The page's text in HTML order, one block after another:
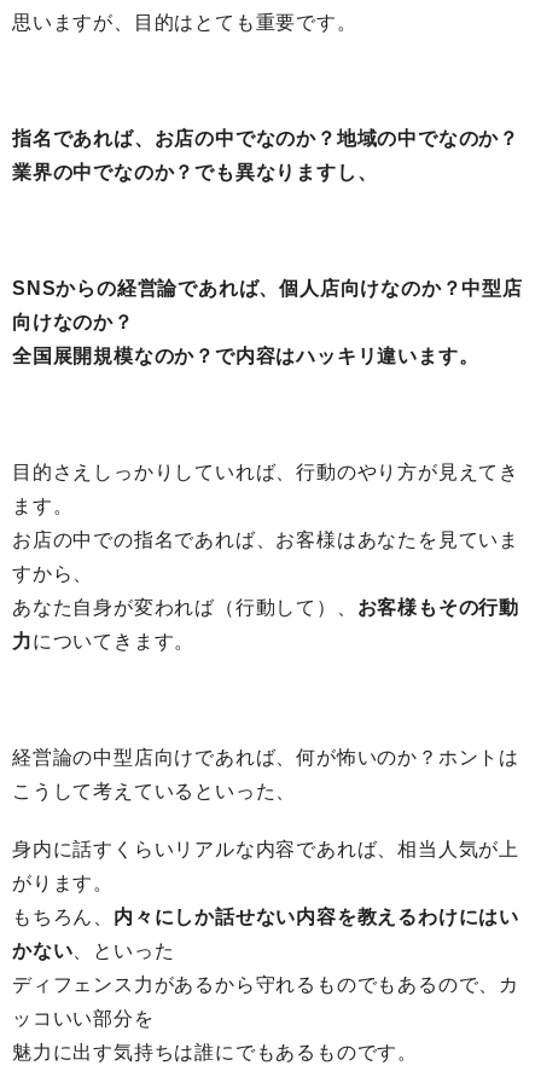
思いますが、目的はとても重要です。
指名であれば、お店の中でなのか？地域の中でなのか？
業界の中でなのか？でも異なりますし、
SNSからの経営論であれば、個人店向けなのか？中型店
向けなのか？
全国展開規模なのか？で内容はハッキリ違います。
目的さえしっかりしていれば、行動のやり方が見えてき
ます。
お店の中での指名であれば、お客様はあなたを見ていま
すから、
あなた自身が変われば（行動して）、 お客様もその行動
力についてきます。
経営論の中型店向けであれば、何が怖いのか？ホントは
こうして考えているといった、
身内に話すくらいリアルな内容であれば、相当人気が上
がります。
もちろん、 内々にしか話せない内容を教えるわけにはい
かない 、といった
ディフェンス力があるから守れるものでもあるので、カ
ッコいい部分を
魅力に出す気持ちは誰にでもあるものです。